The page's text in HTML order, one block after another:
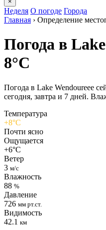
Неделя О погоде Города
Главная › Определение
Погода в
8°C
Погода в Lake Wendoureeе
сегодня, завтра и 7 дней.
Температура
+8°C
Почти ясно
Ощущается
+6°C
Ветер
3 м/с
Влажность
88 %
Давление
726 мм рт.ст.
Видимость
42.1 км